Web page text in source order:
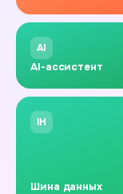
AI
AI-ассистент
IH
Шина данных